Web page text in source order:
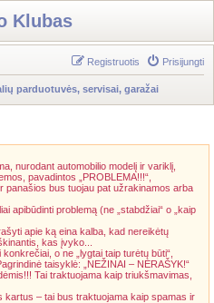
Klubas
Prisijungti
Registruotis
parduotuvės, servisai, garažai
nurodant automobilio modelį ir variklį,
pavadintos „PROBLEMA!!!“,
panašios bus tuojau pat užrakinamos arba
apibūdinti problemą (ne „stabdžiai“ o „kaip
apie ką eina kalba, kad nereikėtų
kas įvyko...
o ne „lygtai taip turėtų būti“,
taisyklė: „NEŽINAI – NERAŠYK!“
Tai traktuojama kaip triukšmavimas,
kartus – tai bus traktuojama kaip spamas ir